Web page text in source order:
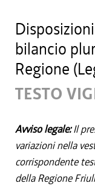
bilancio
Regione
TESTO
Avviso legale:Il
variazioni nella
corrispondente
della Regione